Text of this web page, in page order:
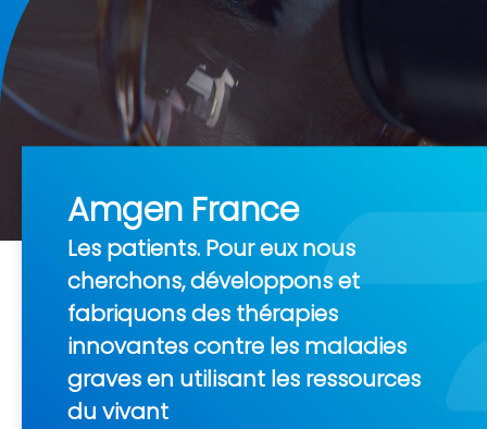
Amgen France
Les patients. Pour eux nous
cherchons, développons et
fabriquons des thérapies
innovantes contre les maladies
graves en utilisant les ressources
du vivant